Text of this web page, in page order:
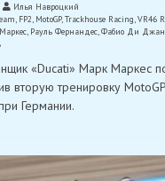
Илья Навроцкий
, FP2, MotoGP,Trackhouse Racing,VR46
, Рауль Фернандес,Фабио Ди
on
Маркес
быстрейший
во
в
Германии
«Ducati» Марк Маркес
вторую тренировку
Германии.